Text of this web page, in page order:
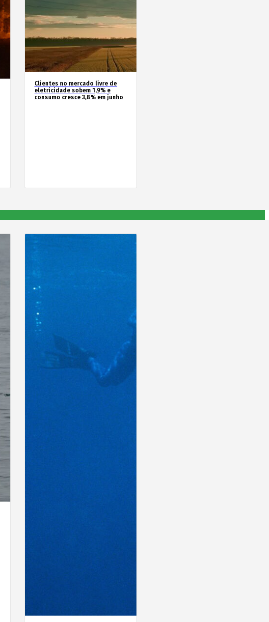
Clientes no mercado livre de
eletricidade sobem 1,9% e
consumo cresce 3,8% em junho